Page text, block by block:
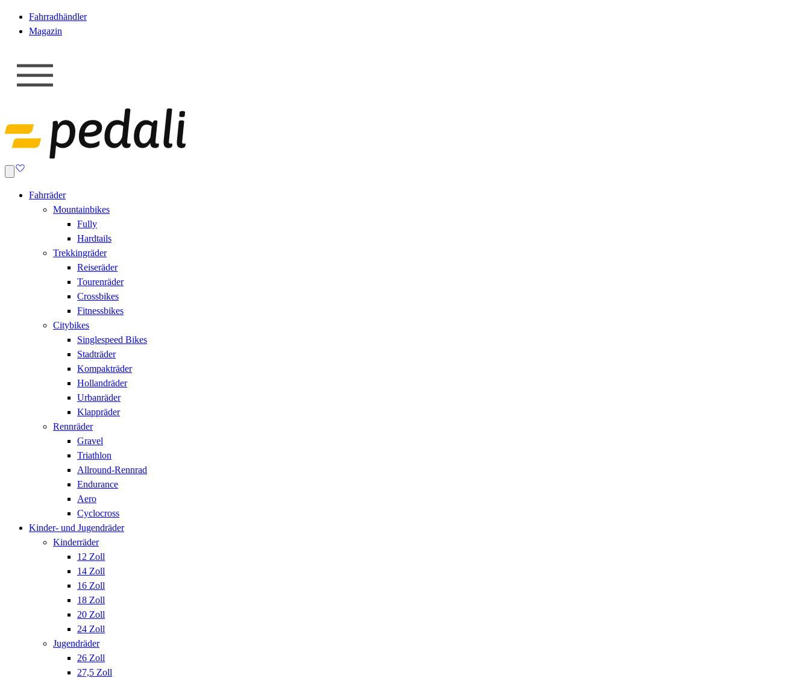
Fahrradhändler
Magazin
Fahrräder
Mountainbikes
Fully
Hardtails
Trekkingräder
Reiseräder
Tourenräder
Crossbikes
Fitnessbikes
Citybikes
Singlespeed Bikes
Stadträder
Kompakträder
Hollandräder
Urbanräder
Klappräder
Rennräder
Gravel
Triathlon
Allround-Rennrad
Endurance
Aero
Cyclocross
Kinder- und Jugendräder
Kinderräder
12 Zoll
14 Zoll
16 Zoll
18 Zoll
20 Zoll
24 Zoll
Jugendräder
26 Zoll
27,5 Zoll